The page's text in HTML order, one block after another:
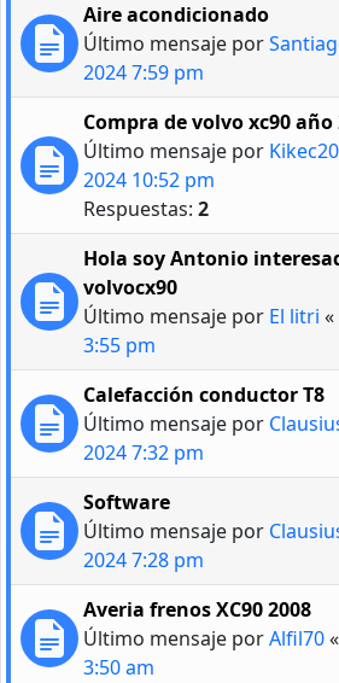
Aire acondicionado
Último mensaje por
2024 7:59 pm
Compra de volvo xc90 año
Último mensaje por
2024 10:52 pm
Respuestas: 2
Hola soy Antonio
volvocx90
Último mensaje por El litri «
3:55 pm
Calefacción conductor T8
Último mensaje por
2024 7:32 pm
Software
Último mensaje por
2024 7:28 pm
Averia frenos XC90 2008
Último mensaje porAlfil70«
3:50 am